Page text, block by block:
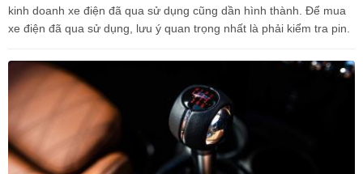
kinh doanh xe điện đã qua sử dụng cũng dần hình thành. Để mua
xe điện đã qua sử dụng, lưu ý quan trọng nhất là phải kiểm tra pin.